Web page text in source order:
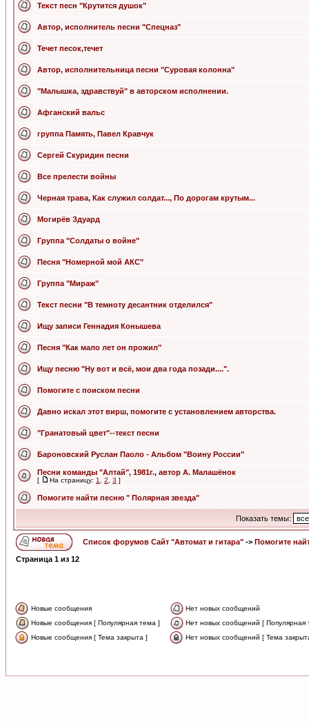
Текст песн "Крутится душок"
Автор, исполнитель песни "Спецназ"
Течет песок,течет
Автор, исполнительница песни "Суровая колонна"
"Малышка, здравствуй" в авторском исполнении.
Афганский вальс
группа Память, Павел Кравчук
Сергей Скуридин песни
Все прелести войны
Черная трава, Как служил солдат..., По дорогам крутым...
Могирёв Здуард
Группа "Солдаты о войне"
Песня "Номерной мой АКС"
Группа "Мираж"
Текст песни "В темноту десантник отделился"
Ищу записи Геннадия Конышева
Песня "Как мало лет он прожил"
Ищу песню "Ну вот и всё, мои два года позади....".
Помогите с поиском песни
Давно искал этот вирш, помогите с установлением авторства.
"Гранатовый цвет"--текст песни
Бароновский Руслан Паоло - Альбом "Воину России"
Песни команды "Алтай", 1981г., автор А. Малашёнок
[ На страницу: 1 2 3 ]
Помогите найти песню " Полярная звезда"
Показать темы:
Список форумов Сайт "Автомат и гитара" -> Помогите
Страница 1 из 12
Новые сообщения
Нет новых сообщений
Новые сообщения [ Популярная тема ]
Нет новых сообщений [ Популярная
Новые сообщения [ Тема закрыта ]
Нет новых сообщений [ Тема